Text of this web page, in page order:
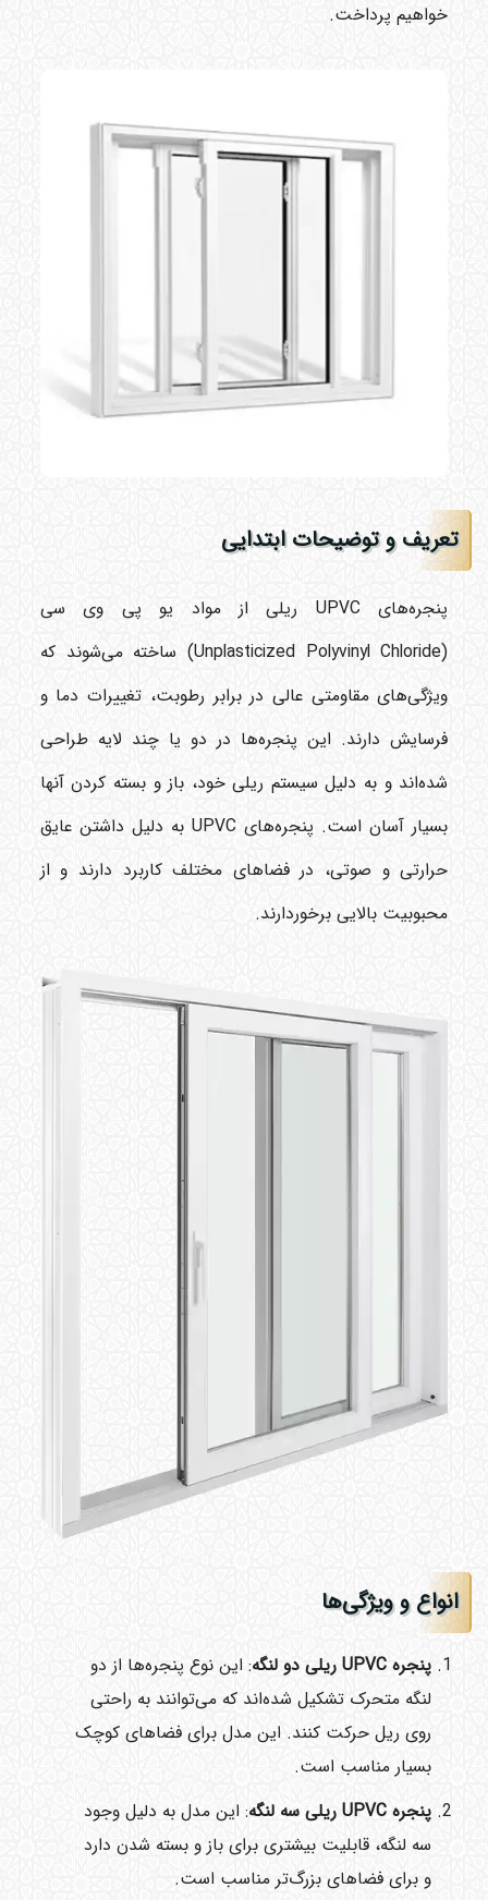
خواهیم پرداخت.
تعریف و توضیحات ابتدایی
پنجره‌های UPVC ریلی از مواد یو پی وی سی
(Unplasticized Polyvinyl Chloride) ساخته می‌شوند که
ویژگی‌های مقاومتی عالی در برابر رطوبت، تغییرات دما و
فرسایش دارند. این پنجره‌ها در دو یا چند لایه طراحی
شده‌اند و به دلیل سیستم ریلی خود، باز و بسته کردن آنها
بسیار آسان است. پنجره‌های UPVC به دلیل داشتن عایق
حرارتی و صوتی، در فضاهای مختلف کاربرد دارند و از
محبوبیت بالایی برخوردارند.
انواع و ویژگی‌ها
پنجرهUPVC ریلی دو لنگه: این نوع پنجره‌ها از دو
لنگه متحرک تشکیل شده‌اند که می‌توانند به راحتی
روی ریل حرکت کنند. این مدل برای فضاهای کوچک
بسیار مناسب است.
پنجرهUPVC ریلی سه لنگه: این مدل به دلیل وجود
سه لنگه، قابلیت بیشتری برای باز و بسته شدن دارد
و برای فضاهای بزرگ‌تر مناسب است.